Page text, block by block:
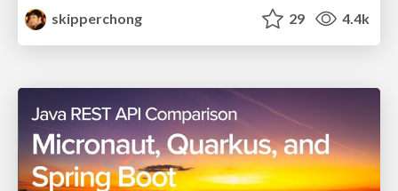
skipperchong
29 4.4k